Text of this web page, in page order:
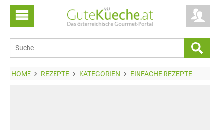
HOME REZEPTE KATEGORIEN EINFACHE REZEPTE